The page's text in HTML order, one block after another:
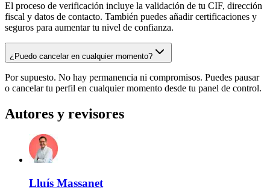
El proceso de verificación incluye la validación de tu CIF, dirección
fiscal y datos de contacto. También puedes añadir certificaciones y
seguros para aumentar tu nivel de confianza.
¿Puedo cancelar en cualquier momento?
Por supuesto. No hay permanencia ni compromisos. Puedes pausar
o cancelar tu perfil en cualquier momento desde tu panel de control.
Autores y revisores
Lluís Massanet